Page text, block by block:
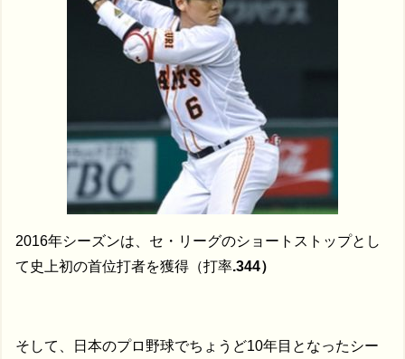
2016年シーズンは、セ・リーグのショートストップとし
て史上初の首位打者を獲得（打率.344）
そして、日本のプロ野球でちょうど10年目となったシー